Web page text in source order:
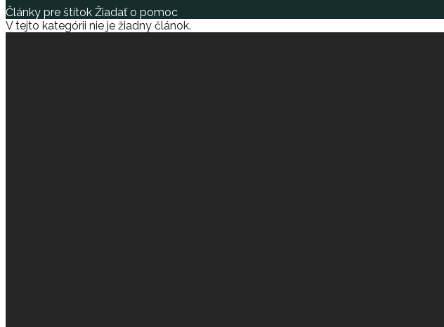
Články pre štítok Žiadať o pomoc
V tejto kategórii nie je žiadny článok.